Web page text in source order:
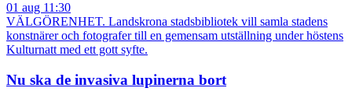
01 aug 11:30
VÄLGÖRENHET. Landskrona stadsbibliotek vill samla stadens
konstnärer och fotografer till en gemensam utställning under höstens
Kulturnatt med ett gott syfte.
Nu ska de invasiva lupinerna bort